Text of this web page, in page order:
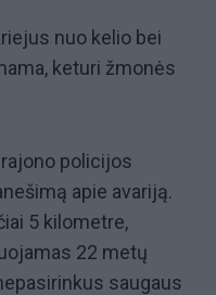
nuo kelio bei
keturi žmonės
rajono policijos
apie avariją.
5 kilometre,
22 metų
saugaus